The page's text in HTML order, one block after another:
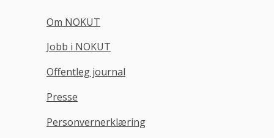
Om NOKUT
Jobb i NOKUT
Offentleg journal
Presse
Personvernerklæring